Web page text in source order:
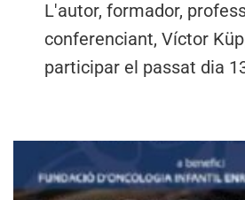
L'autor, formador,
conferenciant, Víctor
participar el passat dia